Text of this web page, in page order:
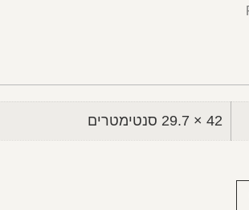
42 × 29.7 סנטימטרים